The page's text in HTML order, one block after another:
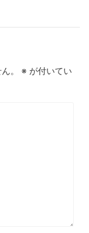
。 ※ が付いてい